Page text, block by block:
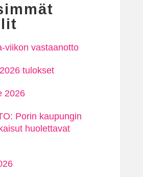
viikon vastaanotto
tulokset
2026
Porin kaupungin
huolettavat